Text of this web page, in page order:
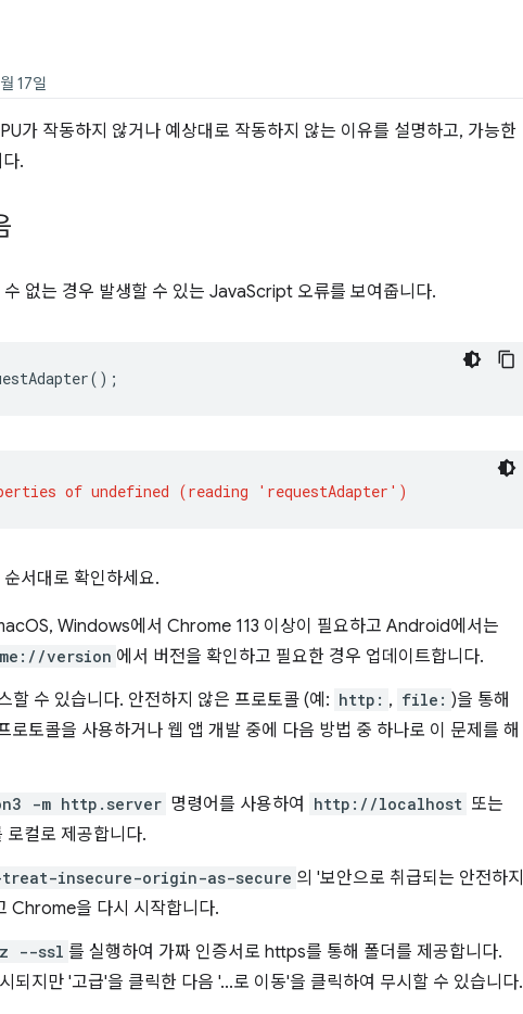
17일
가 작동하지 않거나 예상대로 작동하지 않는 이유를 설명하고, 가능한
.
수 없는 경우 발생할 수 있는 JavaScript 오류를 보여줍니다.
();
서대로 확인하세요.
Windows에서 Chrome 113 이상이 필요하고 Android에서는
version 에서 버전을 확인하고 필요한 경우 업데이트합니다.
수 있습니다. 안전하지 않은 프로토콜 (예: http: , file: )을 통해
로토콜을 사용하거나 웹 앱 개발 중에 다음 방법 중 하나로 이 문제를 해
-m http.server 명령어를 사용하여 http://localhost 또는
로컬로 제공합니다.
insecure-origin-as-secure 의 '보안으로 취급되는 안전하지
Chrome을 다시 시작합니다.
--ssl 를 실행하여 가짜 인증서로 https를 통해 폴더를 제공합니다.
되지만 '고급'을 클릭한 다음 '...로 이동'을 클릭하여 무시할 수 있습니다.